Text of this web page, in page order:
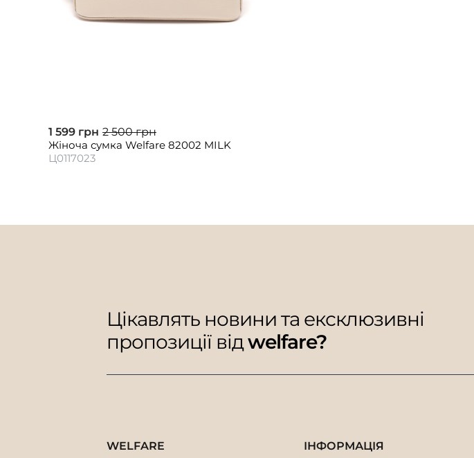
1 599 грн 2 500 грн
Жіноча сумка Welfare 82002 MILK
Ц0117023
Цікавлять новини та ексклюзивні
пропозиції відwelfare?
WELFARE ІНФОРМАЦІЯ